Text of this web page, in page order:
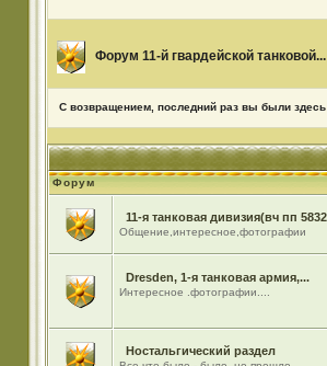
Форум 11-й гвардейской танковой...
С возвращением, последний раз вы были
Форум
11-я танковая дивизия(вч пп
Общение,интересное,фотографии
Dresden, 1-я танковая армия,...
Интересное .фотографии....
Ностальгический раздел